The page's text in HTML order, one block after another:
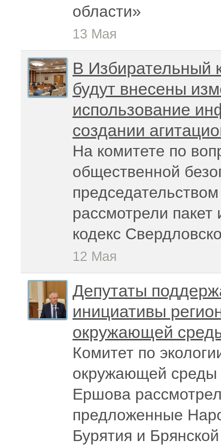
области»
13 Мая
В Избирательный
будут внесены
использование
создании
На комитете по
общественной
рассмотрели
кодекс
12 Мая
Депутаты
инициативы
окружающей
Комитет по
окружающей среды
Ершова
предложенные
Бурятия и